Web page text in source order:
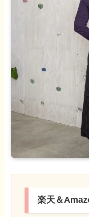
楽天＆